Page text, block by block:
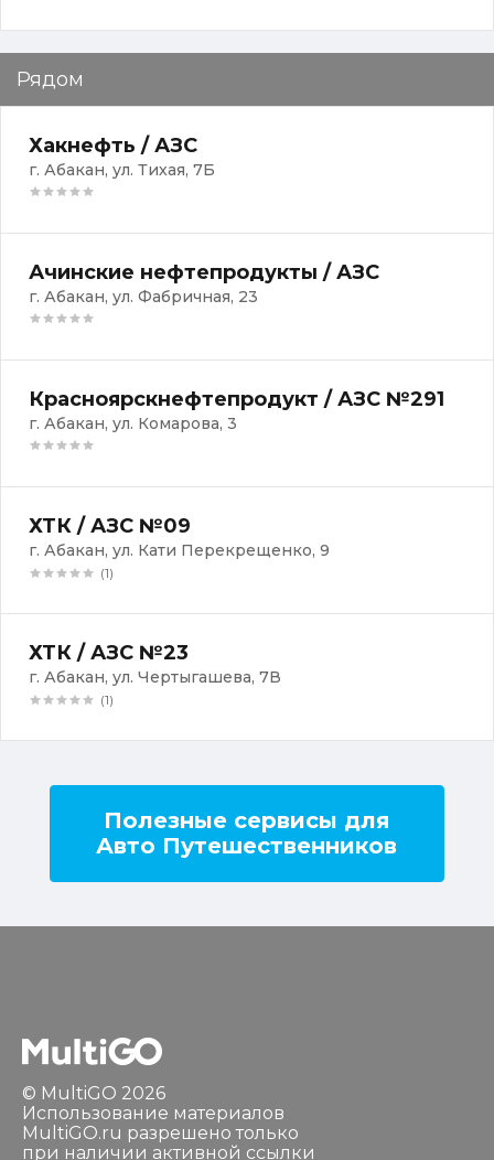
Рядом
Хакнефть / АЗС
г. Абакан, ул. Тихая, 7Б
Ачинские нефтепродукты / АЗС
г. Абакан, ул. Фабричная, 23
Красноярскнефтепродукт / АЗС №291
г. Абакан, ул. Комарова, 3
ХТК / АЗС №09
г. Абакан, ул. Кати Перекрещенко, 9
(1)
ХТК / АЗС №23
г. Абакан, ул. Чертыгашева, 7В
(1)
Полезные сервисы для
Авто Путешественников
© MultiGO 2026
Использование материалов
MultiGO.ru разрешено только
при наличии активной ссылки